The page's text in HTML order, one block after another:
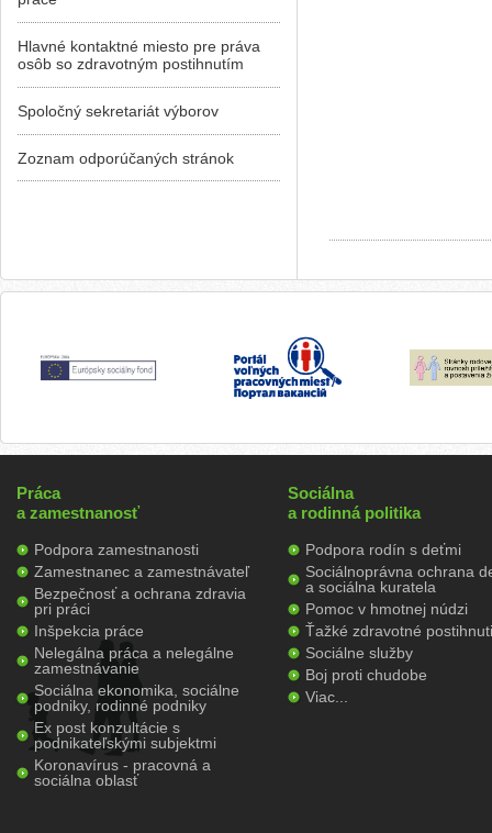
Hlavné kontaktné miesto pre práva
osôb so zdravotným postihnutím
Spoločný sekretariát výborov
Zoznam odporúčaných stránok
Práca
a zamestnanosť
Podpora zamestnanosti
Zamestnanec a zamestnávateľ
Bezpečnosť a ochrana zdravia
pri práci
Inšpekcia práce
Nelegálna práca a nelegálne
zamestnávanie
Sociálna ekonomika, sociálne
podniky, rodinné podniky
Ex post konzultácie s
podnikateľskými subjektmi
Koronavírus - pracovná a
sociálna oblasť
Sociálna
a rodinná politika
Podpora rodín s deťmi
Sociálnoprávna ochrana
a sociálna kuratela
Pomoc v hmotnej núdzi
Ťažké zdravotné
Sociálne služby
Boj proti chudobe
Viac...